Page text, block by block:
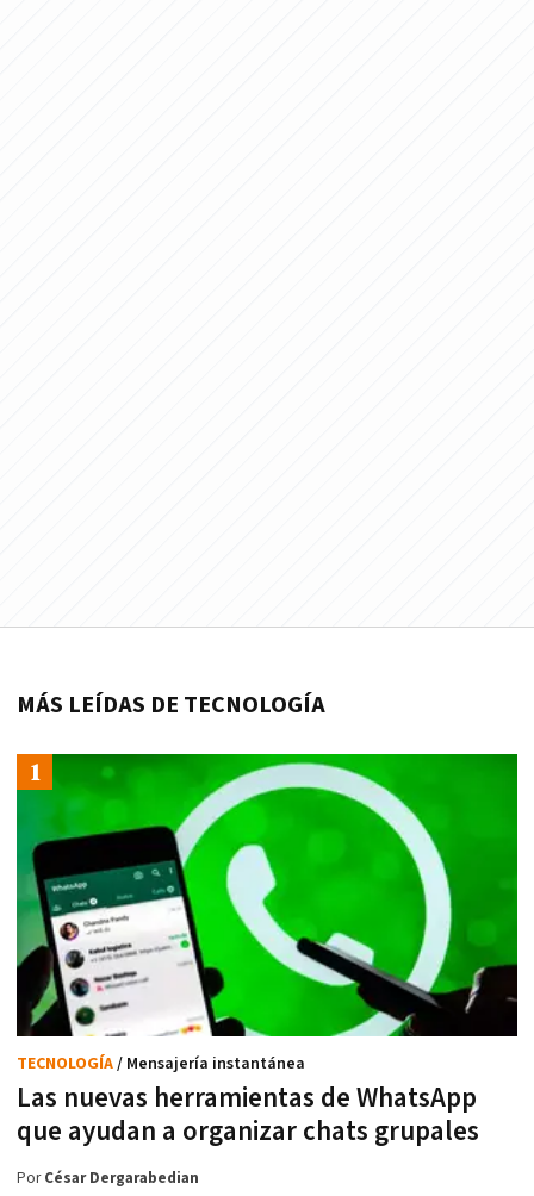
MÁS LEÍDAS DE TECNOLOGÍA
Las nuevas herramientas de WhatsApp
que ayudan a organizar chats grupales
TECNOLOGÍA/ Mensajería instantánea
PorCésar Dergarabedian